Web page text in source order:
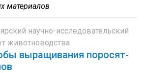
материалов
научно-исследовательский
животноводства
выращивания поросят-